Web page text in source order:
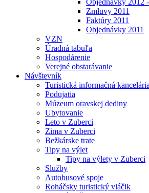
Objednávky 2012
Zmluvy 2011
Faktúry 2011
Objednávky 2011
VZN
Úradná tabuľa
Hospodárenie
Verejné obstarávanie
Návštevník
Turistická informačná
Podujatia
Múzeum oravskej dediny
Ubytovanie
Leto v Zuberci
Zima v Zuberci
Bežkárske trate
Tipy na výlet
Tipy na výlety v Zuberci
Služby
Autobusové spoje
Roháčsky turistický vláčik